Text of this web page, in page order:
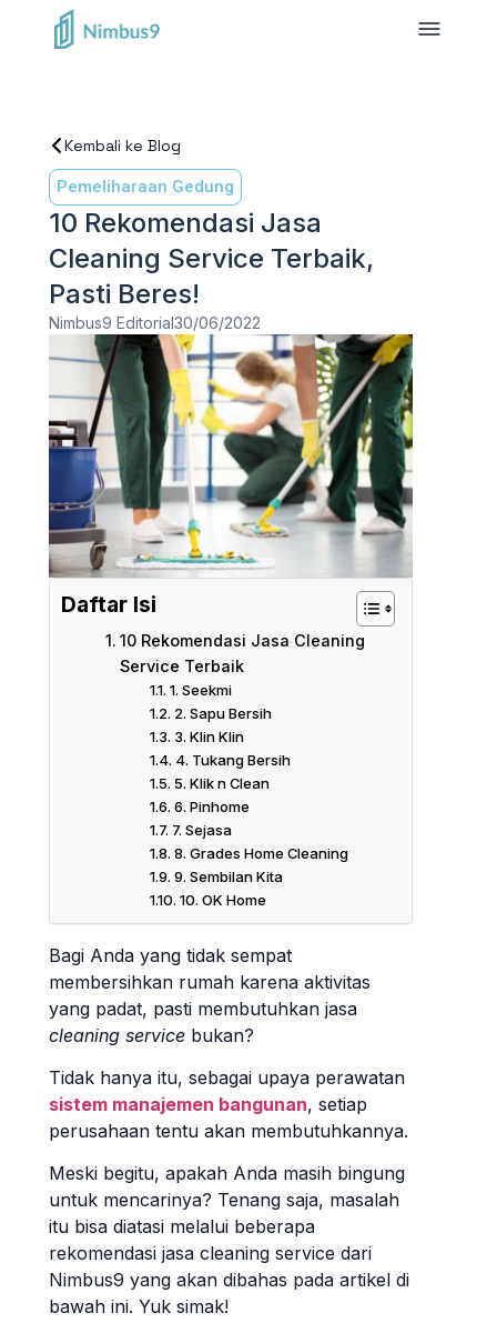
Kembali ke Blog
Pemeliharaan Gedung
10 Rekomendasi Jasa
Cleaning Service Terbaik,
Pasti Beres!
Nimbus9 Editorial30/06/2022
Daftar Isi
10 Rekomendasi Jasa Cleaning
Service Terbaik
1. Seekmi
2. Sapu Bersih
3. Klin Klin
4. Tukang Bersih
5. Klik n Clean
6. Pinhome
7. Sejasa
8. Grades Home Cleaning
9. Sembilan Kita
10. OK Home
Bagi Anda yang tidak sempat
membersihkan rumah karena aktivitas
yang padat, pasti membutuhkan jasa
cleaning service bukan?
Tidak hanya itu, sebagai upaya perawatan
sistem manajemen bangunan, setiap
perusahaan tentu akan membutuhkannya.
Meski begitu, apakah Anda masih bingung
untuk mencarinya? Tenang saja, masalah
itu bisa diatasi melalui beberapa
rekomendasi jasa cleaning service dari
Nimbus9 yang akan dibahas pada artikel di
bawah ini. Yuk simak!